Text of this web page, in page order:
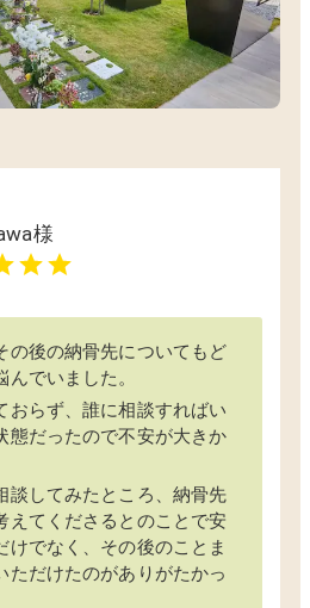
様
の後の納骨先についてもど
でいました。
おらず、誰に相談すればい
態だったので不安が大きか
談してみたところ、納骨先
えてくださるとのことで安
けでなく、その後のことま
ただけたのがありがたかっ